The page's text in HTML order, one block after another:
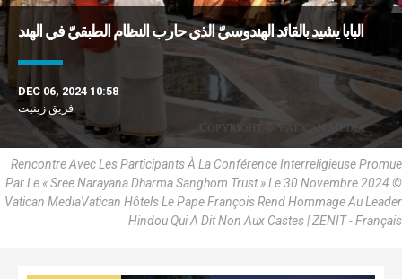
البابا يشيد بالقائد الهندوسيّ الذي حارب النظام الطبقيّ في الهند
DEC 06, 2024 10:58
فريق زينيت
Rencontre Avec Les Participants À La Conférence Interreligieuse Promue
Par Le « Sree Narayana Dharma Sanghom Trust » Le 30 Novembre 2024 ©
Vatican MediaVatican Hôtels Le Pape François Rend Hommage Au Leader
Hindou Qui A Dit Non Aux Castes | ZENIT - Français